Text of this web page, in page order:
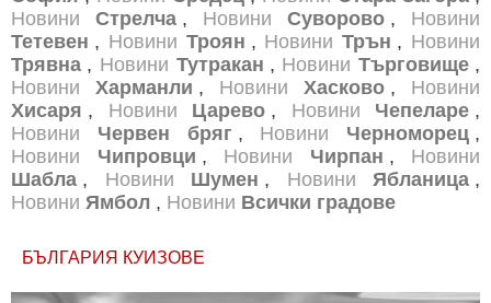
Новини
Стрелча , Новини Суворово , Новини
Тетевен , Новини Троян , Новини Трън , Новини
Трявна , Новини Тутракан , Новини Търговище ,
Новини
Харманли , Новини Хасково , Новини
Хисаря , Новини Царево , Новини Чепеларе ,
Новини
Червен бряг , Новини Черноморец ,
Новини
Чипровци , Новини Чирпан , Новини
Шабла , Новини Шумен , Новини Ябланица ,
Новини Ямбол , Новини Всички градове
БЪЛГАРИЯ КУИЗОВЕ